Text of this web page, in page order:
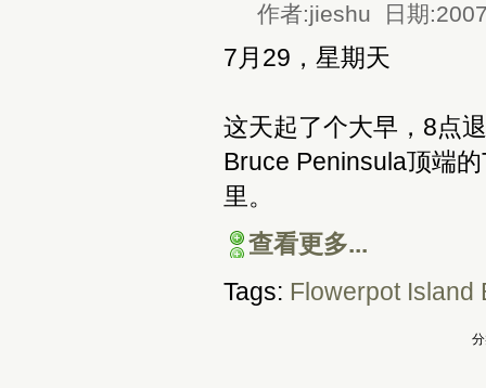
作者:jieshu 日期
7月29，星期天
这天起了个大早，8点
Bruce Peninsula顶端
里。
查看更多...
Tags: Flowerpot Island